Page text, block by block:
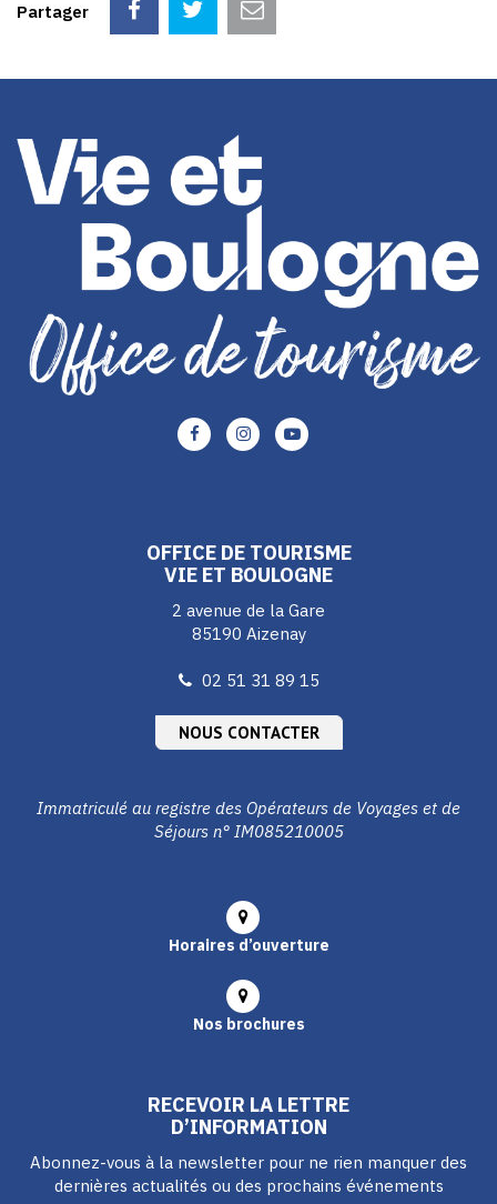
Partager
Lien
vers
Lien
vers
Lien
vers
OFFICE DE TOURISME
VIE ET BOULOGNE
2 avenue de la Gare
85190 Aizenay
02 51 31 89 15
NOUS CONTACTER
Immatriculé au registre des Opérateurs de Voyages et de
Séjours n° IM085210005
Horaires d’ouverture
Nos brochures
RECEVOIR LA LETTRE
D’INFORMATION
Abonnez-vous à la newsletter pour ne rien manquer des
dernières actualités ou des prochains événements